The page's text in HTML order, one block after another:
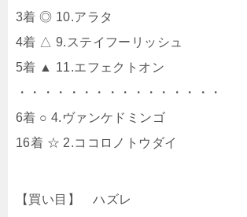
3着 ◎ 10.アラタ
4着 △ 9.ステイフーリッシュ
5着 ▲ 11.エフェクトオン
・・・・・・・・・・・・・・・・
6着 ○ 4.ヴァンケドミンゴ
16着 ☆ 2.ココロノトウダイ
【買い目】 ハズレ